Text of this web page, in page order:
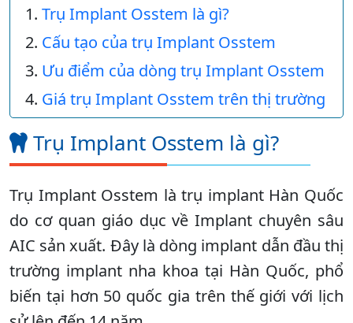
Trụ Implant Osstem là gì?
Cấu tạo của trụ Implant Osstem
Ưu điểm của dòng trụ Implant Osstem
Giá trụ Implant Osstem trên thị trường
Trụ Implant Osstem là gì?
Trụ Implant Osstem là trụ implant Hàn Quốc
do cơ quan giáo dục về Implant chuyên sâu
AIC sản xuất. Đây là dòng implant dẫn đầu thị
trường implant nha khoa tại Hàn Quốc, phổ
biến tại hơn 50 quốc gia trên thế giới với lịch